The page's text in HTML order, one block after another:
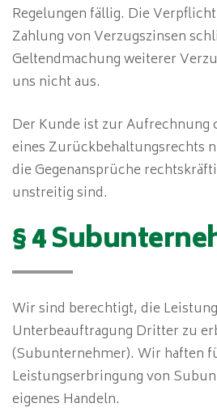
Regelungen fällig. Die
Zahlung von Verzugszinsen
Geltendmachung weiterer
uns nicht aus.
Der Kunde ist zur Aufrechnung
eines Zurückbehaltungsrechts
die Gegenansprüche
unstreitig sind.
§ 4
Wir sind berechtigt, die
Unterbeauftragung Dritter zu
(Subunternehmer). Wir haften
Leistungserbringung von
eigenes Handeln.